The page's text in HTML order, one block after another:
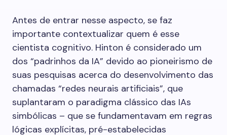
Antes de entrar nesse aspecto, se faz
importante contextualizar quem é esse
cientista cognitivo. Hinton é considerado um
dos “padrinhos da IA” devido ao pioneirismo de
suas pesquisas acerca do desenvolvimento das
chamadas “redes neurais artificiais”, que
suplantaram o paradigma clássico das IAs
simbólicas – que se fundamentavam em regras
lógicas explícitas, pré-estabelecidas